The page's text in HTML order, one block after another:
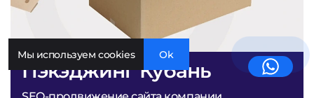
Пэкэджинг Кубань
Мы используем cookies Ok